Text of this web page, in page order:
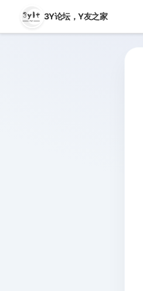
3Y论坛，Y友之家